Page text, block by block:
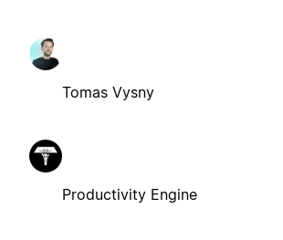
Tomas Vysny
Productivity Engine